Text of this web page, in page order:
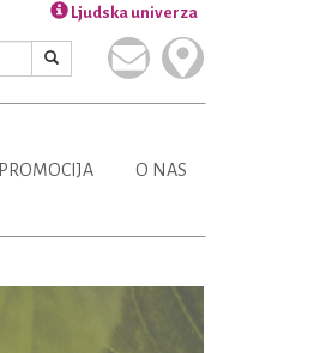
Ljudska univerza
PROMOCIJA O NAS